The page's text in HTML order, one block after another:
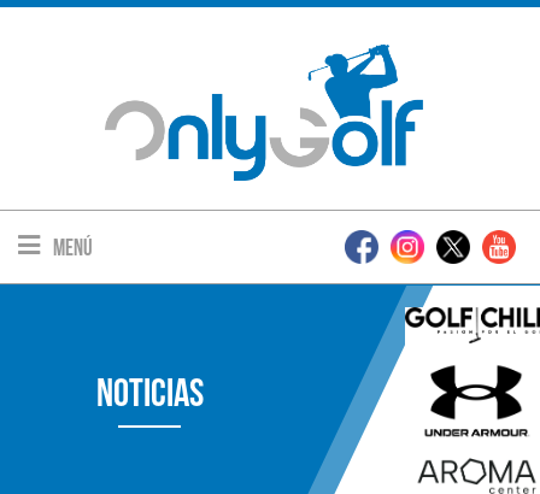
Menú
Noticias